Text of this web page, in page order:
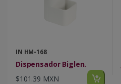
IN HM-168
Dispensador Biglen.
$101.39 MXN